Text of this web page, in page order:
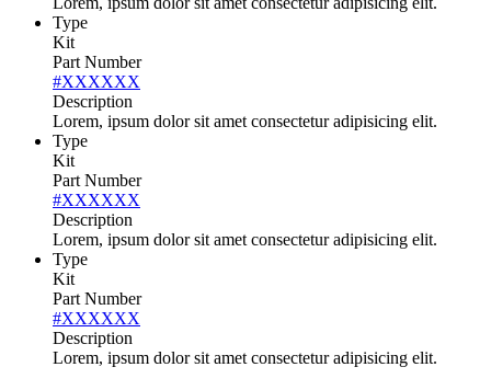
Type
Kit
Part Number
#XXXXXX
Description
Lorem, ipsum dolor sit amet consectetur adipisicing elit.
Type
Kit
Part Number
#XXXXXX
Description
Lorem, ipsum dolor sit amet consectetur adipisicing elit.
Type
Kit
Part Number
#XXXXXX
Description
Lorem, ipsum dolor sit amet consectetur adipisicing elit.